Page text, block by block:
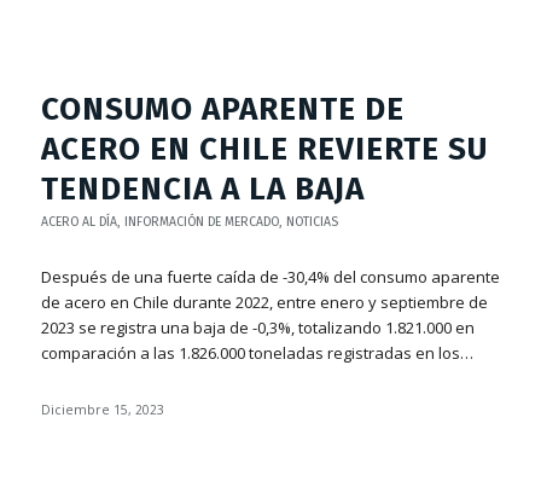
CONSUMO APARENTE DE
ACERO EN CHILE REVIERTE SU
TENDENCIA A LA BAJA
ACERO AL DÍA, INFORMACIÓN DE MERCADO, NOTICIAS
Después de una fuerte caída de -30,4% del consumo aparente
de acero en Chile durante 2022, entre enero y septiembre de
2023 se registra una baja de -0,3%, totalizando 1.821.000 en
comparación a las 1.826.000 toneladas registradas en los…
Diciembre 15, 2023